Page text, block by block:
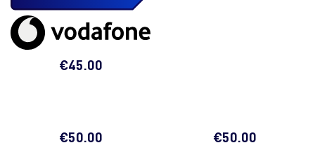
€45.00
€50.00 €50.00